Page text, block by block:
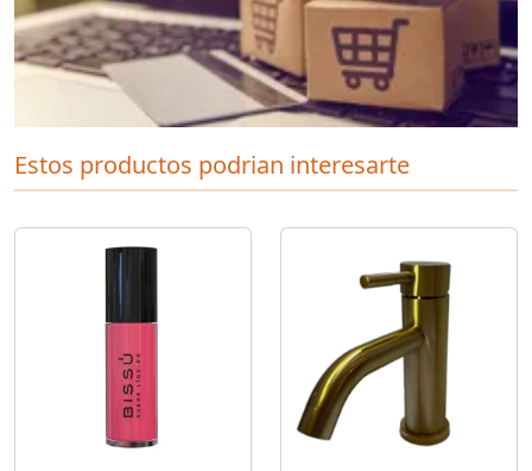
Estos productos podrian interesarte